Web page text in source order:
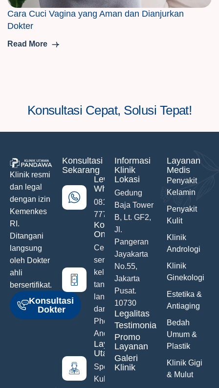
Cara Cuci Vagina yang Aman dan Dianjurkan
Dokter
Read More
Konsultasi Cepat, Solusi Tepat!
Klinik resmi
dan legal
dengan izin
Kemenkes
RI.
Ditangani
langsung
oleh Dokter
ahli
bersertifikat.
Konsultasi
Dokter
Konsultasi
Sekarang
Lewat
WhatsApp
0811-742-
777
Konsultasi
Online
Ceritakan
semua
keluhanmu
tanpa malu
langsung
dari Hand
Phone
Anda
Layanan
Utama
Spesialis
Kulit &
Informasi
Klinik
Lokasi
Gedung
Baja Tower
B, Lt. GF2,
Jl.
Pangeran
Jayakarta
No.55,
Jakarta
Pusat.
10730
Legalitas
Testimonials
Promo
Layanan
Galeri
Klinik
Layanan
Medis
Penyakit
Kelamin
Penyakit
Kulit
Klinik
Andrologi
Klinik
Ginekologi
Estetika &
Antiaging
Bedah
Umum &
Plastik
Klinik Gigi
& Mulut